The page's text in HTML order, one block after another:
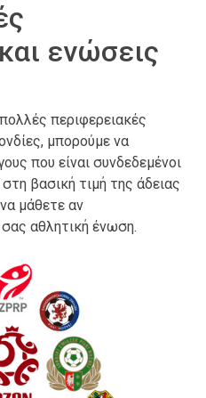
ενώσεις
περιφερειακές
μπορούμε να
που είναι συνδεδεμένοι
βασική τιμή της άδειας
μάθετε αν
αθλητική ένωση.